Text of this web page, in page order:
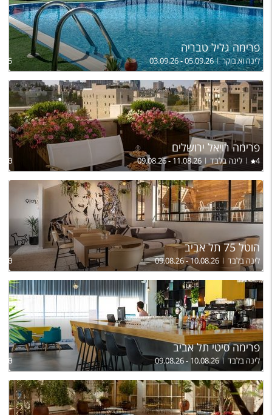
פרימה גליל טבריה
לינה וא.בוקר 03.09.26 - 05.09.26
795
פרימה רויאל ירושלים
4 לינה בלבד 09.08.26 - 11.08.26
820
הוטל 75 תל אביב
לינה בלבד 09.08.26 - 10.08.26
700
פרימה סיטי תל אביב
לינה בלבד 09.08.26 - 10.08.26